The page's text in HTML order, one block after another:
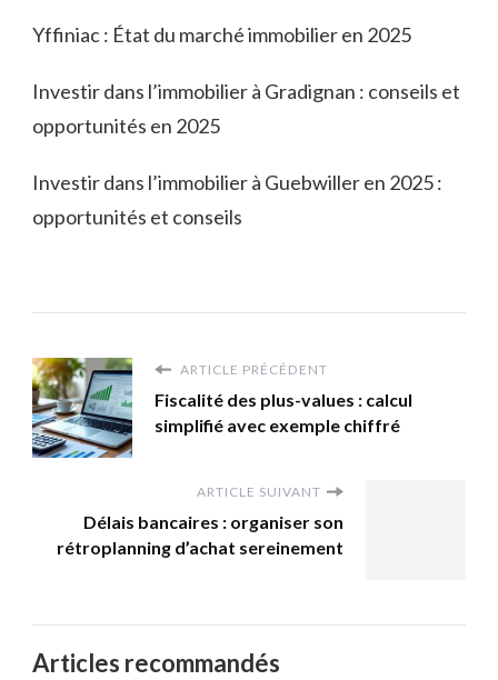
Yffiniac : État du marché immobilier en 2025
Investir dans l’immobilier à Gradignan : conseils et
opportunités en 2025
Investir dans l’immobilier à Guebwiller en 2025 :
opportunités et conseils
ARTICLE PRÉCÉDENT
Fiscalité des plus-values : calcul
simplifié avec exemple chiffré
ARTICLE SUIVANT
Délais bancaires : organiser son
rétroplanning d’achat sereinement
Articles recommandés